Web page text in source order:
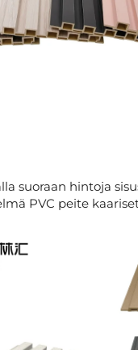
suoraan hintoja
PVC peite